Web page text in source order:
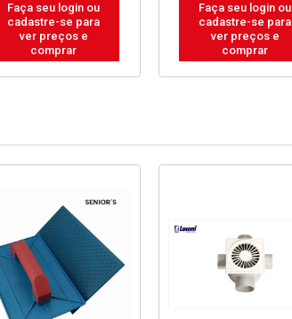
Faça seu login ou
cadastre-se para
ver preços e
comprar
Faça seu login ou
cadastre-se para
ver preços e
comprar